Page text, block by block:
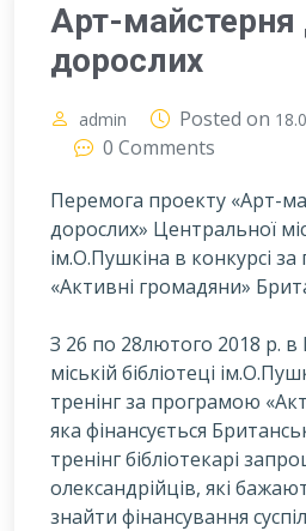
Арт-майстерня
дорослих
admin Posted on
0 Comments
Перемога проекту «Арт-
дорослих» Центральної
ім.О.Пушкіна в конкурсі
«Активні громадяни»
З 26 по 28лютого 2018 р. в
міській бібліотеці
тренінг за програмою
яка фінансується
тренінг бібліотекарі
олександрійців, які
знайти фінансування